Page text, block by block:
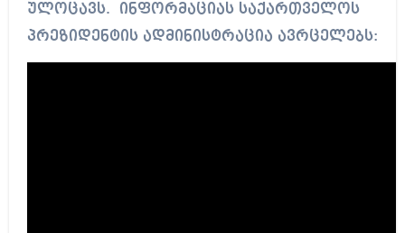
ულოცავს. ინფორმაციას საქართველოს
პრეზიდენტის ადმინისტრაცია ავრცელებს: